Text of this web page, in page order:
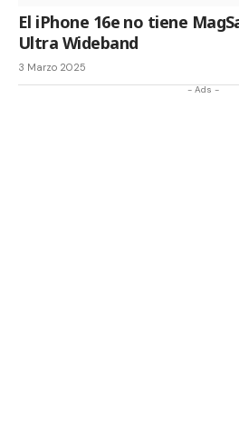
El iPhone 16e no tiene
Ultra Wideband
3 Marzo 2025
- Ads -